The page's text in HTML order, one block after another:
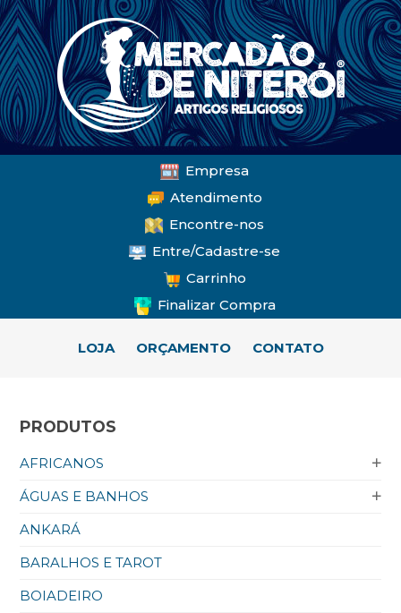
Empresa
Atendimento
Encontre-nos
Entre/Cadastre-se
Carrinho
Finalizar Compra
LOJA ORÇAMENTO CONTATO
PRODUTOS
AFRICANOS
ÁGUAS E BANHOS
ANKARÁ
BARALHOS E TAROT
BOIADEIRO